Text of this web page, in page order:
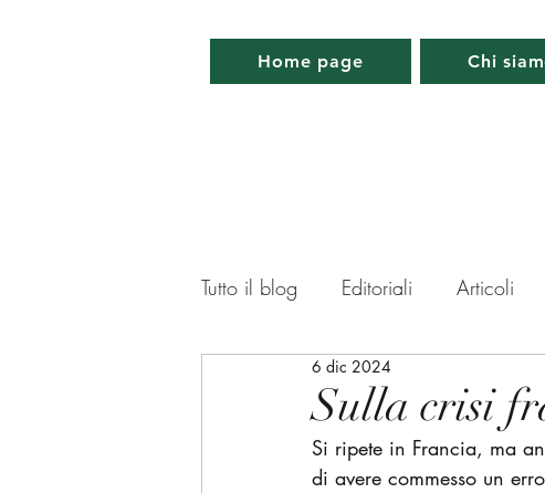
Home page Chi
Tutto il blog Editoriali Articoli
Lettera da Parigi
Memorabilia Appuntamenti
Sulla crisi
6 dic 2024
Si ripete in Francia, ma
di avere commesso un